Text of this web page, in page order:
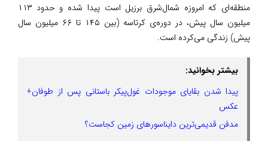
منطقه‌ای که امروزه شمال‌شرق برزیل است پیدا شده و حدود ۱۱۳
میلیون سال پیش، در دوره‌ی کرتاسه (بین ۱۴۵ تا ۶۶ میلیون سال
پیش) زندگی می‌کرده است.
بیشتر بخوانید:
پیدا شدن بقایای موجودات غول‌پیکر باستانی پس از طوفان+
عکس
مدفن قدیمی‌ترین دایناسورهای زمین کجاست؟